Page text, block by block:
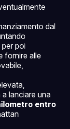
dal
per poi
fornire alle
lanciare una
entro